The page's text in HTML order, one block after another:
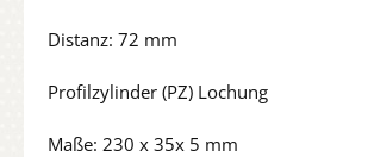
Distanz: 72 mm
Profilzylinder (PZ) Lochung
Maße: 230 x 35x 5 mm